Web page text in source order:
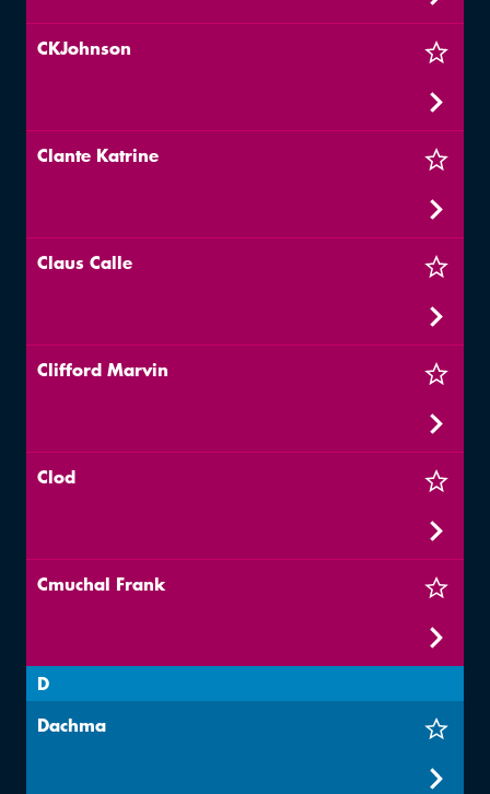
CKJohnson
Clante Katrine
Claus Calle
Clifford Marvin
Clod
Cmuchal Frank
D
Dachma